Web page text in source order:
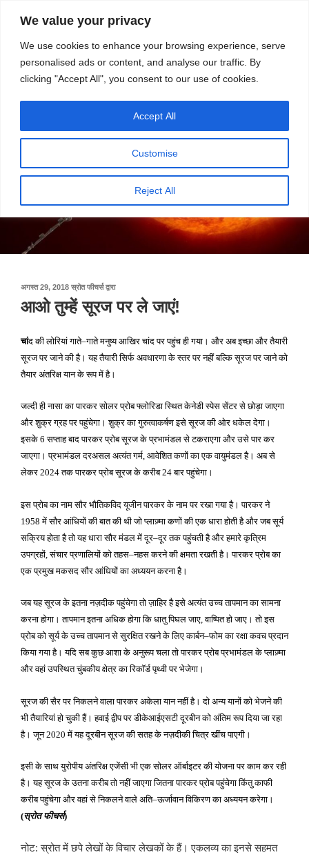
We value your privacy
We use cookies to enhance your browsing experience, serve
personalised ads or content, and analyse our traffic. By
clicking "Accept All", you consent to our use of cookies.
Customise
Reject All
Accept All
स्रोत
मेनू
अगस्त 29, 2018 पर
प्रकाशित
किया
स्रोत फीचर्सद्वारा
आओ तुम्हें सूरज पर ले जाएं!
चांद की लोरियां गाते–गाते मनुष्य आखिर चांद पर पहुंच ही गया। और अब इच्छा और तैयारी
सूरज पर जाने की है। यह तैयारी सिर्फ अवधारणा के स्तर पर नहीं बल्कि सूरज पर जाने को
तैयार अंतरिक्ष यान के रूप में है।
जल्दी ही नासा का पारकर सोलर प्रोब फ्लोरिडा स्थित केनेडी स्पेस सेंटर से छोड़ा जाएगा
और शुक्र ग्रह पर पहुंचेगा। शुक्र का गुरुत्वाकर्षण इसे सूरज की ओर धकेल देगा।
इसके 6 सप्ताह बाद पारकर प्रोब सूरज के प्रभामंडल से टकराएगा और उसे पार कर
जाएगा। प्रभामंडल दरअसल अत्यंत गर्म, आवेशित कणों का एक वायुमंडल है। अब से
लेकर 2024तक पारकर प्रोब सूरज के करीब24बार पहुंचेगा।
इस प्रोब का नाम सौर भौतिकविद यूजीन पारकर के नाम पर रखा गया है। पारकर ने
1958 में सौर आंधियों की बात की थी जो प्लाज़्मा कणों की एक धारा होती है और जब सूर्य
सक्रिय होता है तो यह धारा सौर मंडल में दूर–दूर तक पहुंचती है और हमारे कृत्रिम
उपग्रहों ,संचार प्रणालियों को तहस–नहस करने की क्षमता रखती है। पारकर प्रोब का
एक प्रमुख मकसद सौर आंधियों का अध्ययन करना है।
जब यह सूरज के इतना नज़दीक पहुंचेगा तो ज़ाहिर है इसे अत्यंत उच्च तापमान का सामना
करना होगा। तापमान इतना अधिक होगा कि धातु पिघल जाए,वाष्पित हो जाए। तो इस
प्रोब को सूर्य के उच्च तापमान से सुरक्षित रखने के लिए कार्बन–फोम का रक्षा कवच प्रदान
किया गया है। यदि सब कुछ आशा के अनुरूप चला तो पारकर प्रोब प्रभामंडल के प्लाज़्मा
और वहां उपस्थित चुंबकीय क्षेत्र का रिकॉर्ड पृथ्वी पर भेजेगा।
सूरज की सैर पर निकलने वाला पारकर अकेला यान नहीं है। दो अन्य यानों को भेजने की
भी तैयारियां हो चुकी हैं। हवाई द्वीप पर डीकेआईएसटी दूरबीन को अंतिम रूप दिया जा रहा
है। जून2020 में यह दूरबीन सूरज की सतह के नज़दीकी चित्र खींच पाएगी।
इसी के साथ युरोपीय अंतरिक्ष एजेंसी भी एक सोलर ऑर्बाइटर की योजना पर काम कर रही
है। यह सूरज के उतना करीब तो नहीं जाएगा जितना पारकर प्रोब पहुंचेगा किंतु काफी
करीब पहुंचेगा और वहां से निकलने वाले अति–ऊर्जावान विकिरण का अध्ययन करेगा।
(स्रोत फीचर्स)
नोट: स्रोत में छपे लेखों के विचार लेखकों के हैं। एकलव्य का इनसे सहमत